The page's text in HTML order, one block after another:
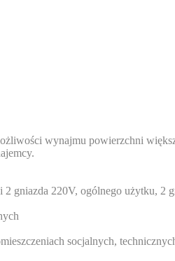
wynajmu powierzchni
gniazda 220V, ogólnego użytku, 2
socjalnych,